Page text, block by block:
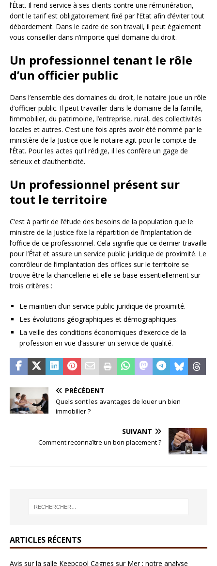
l’État. Il rend service à ses clients contre une rémunération,
dont le tarif est obligatoirement fixé par l’Etat afin d’éviter tout
débordement. Dans le cadre de son travail, il peut également
vous conseiller dans n’importe quel domaine du droit.
Un professionnel tenant le rôle
d’un officier public
Dans l’ensemble des domaines du droit, le notaire joue un rôle
d’officier public. Il peut travailler dans le domaine de la famille,
l’immobilier, du patrimoine, l’entreprise, rural, des collectivités
locales et autres. C’est une fois après avoir été nommé par le
ministère de la Justice que le notaire agit pour le compte de
l’État. Pour les actes qu’il rédige, il les confère un gage de
sérieux et d’authenticité.
Un professionnel présent sur
tout le territoire
C’est à partir de l’étude des besoins de la population que le
ministre de la Justice fixe la répartition de l’implantation de
l’office de ce professionnel. Cela signifie que ce dernier travaille
pour l’État et assure un service public juridique de proximité. Le
contrôleur de l’implantation des offices sur le territoire se
trouve être la chancellerie et elle se base essentiellement sur
trois critères :
Le maintien d’un service public juridique de proximité.
Les évolutions géographiques et démographiques.
La veille des conditions économiques d’exercice de la
profession en vue d’assurer un service de qualité.
PRÉCÉDENT
Quels sont les avantages de louer un bien
immobilier ?
SUIVANT
Comment reconnaître un bon placement ?
ARTICLES RÉCENTS
Avis sur la salle Keepcool Cagnes sur Mer : notre analyse